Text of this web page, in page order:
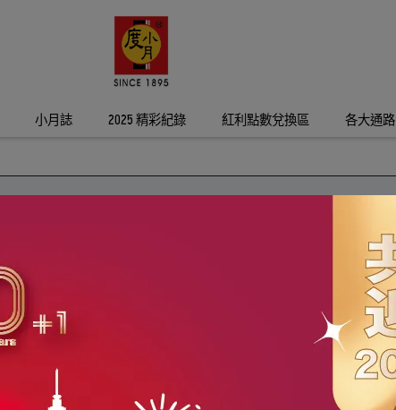
小月誌 2025 精彩紀錄 紅利點數兌換區 各大通路